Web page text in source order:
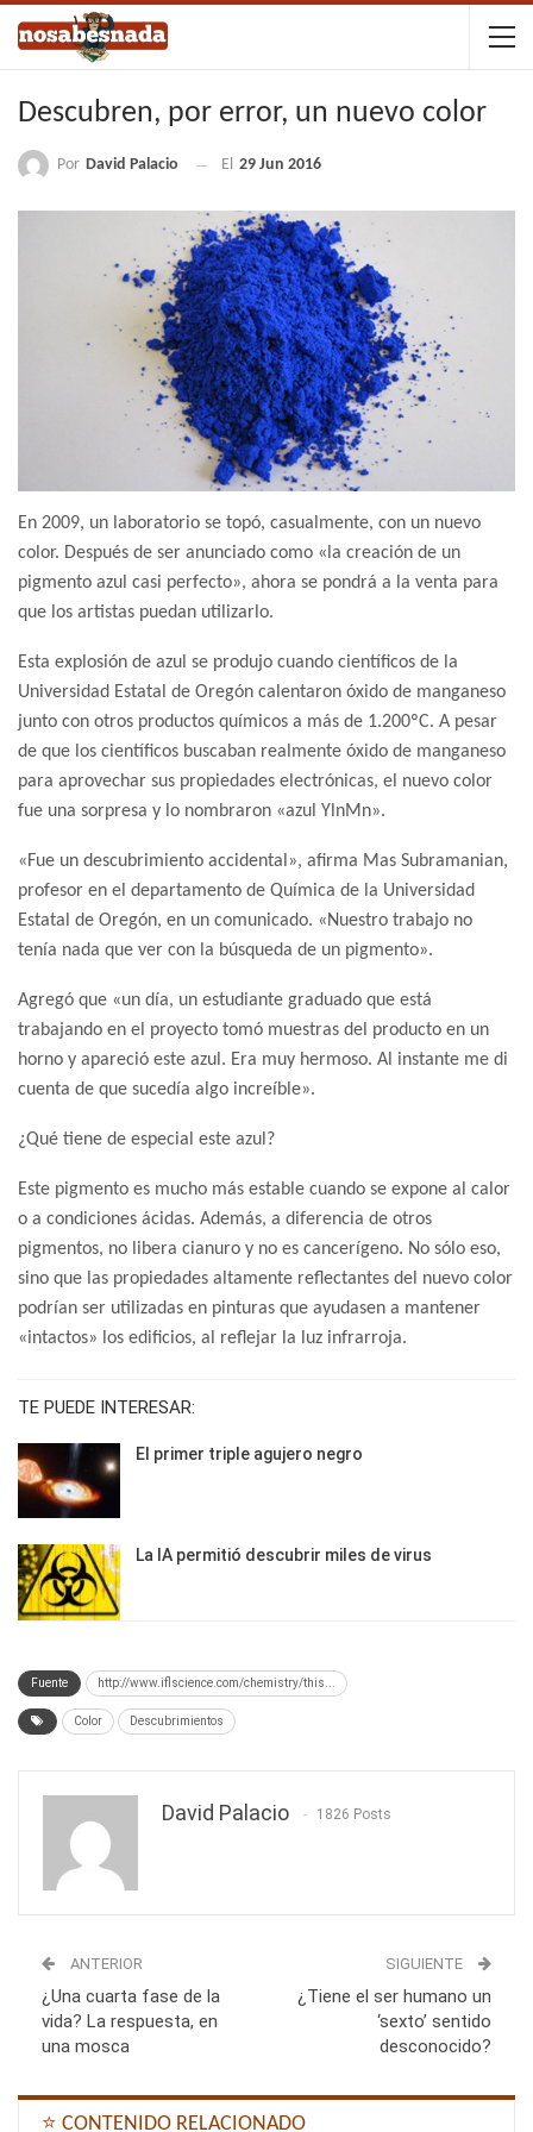
Descubren, por error, un nuevo color
Por David Palacio El 29 Jun 2016
En 2009, un laboratorio se topó, casualmente, con un nuevo
color. Después de ser anunciado como «la creación de un
pigmento azul casi perfecto», ahora se pondrá a la venta para
que los artistas puedan utilizarlo.
Esta explosión de azul se produjo cuando científicos de la
Universidad Estatal de Oregón calentaron óxido de manganeso
junto con otros productos químicos a más de 1.200ºC. A pesar
de que los científicos buscaban realmente óxido de manganeso
para aprovechar sus propiedades electrónicas, el nuevo color
fue una sorpresa y lo nombraron «azul YlnMn».
«Fue un descubrimiento accidental», afirma Mas Subramanian,
profesor en el departamento de Química de la Universidad
Estatal de Oregón, en un comunicado. «Nuestro trabajo no
tenía nada que ver con la búsqueda de un pigmento».
Agregó que «un día, un estudiante graduado que está
trabajando en el proyecto tomó muestras del producto en un
horno y apareció este azul. Era muy hermoso. Al instante me di
cuenta de que sucedía algo increíble».
¿Qué tiene de especial este azul?
Este pigmento es mucho más estable cuando se expone al calor
o a condiciones ácidas. Además, a diferencia de otros
pigmentos, no libera cianuro y no es cancerígeno. No sólo eso,
sino que las propiedades altamente reflectantes del nuevo color
podrían ser utilizadas en pinturas que ayudasen a mantener
«intactos» los edificios, al reflejar la luz infrarroja.
TE PUEDE INTERESAR:
El primer triple agujero negro
La IA permitió descubrir miles de virus
Fuente http://www.iflscience.com/chemistry/this...
Color Descubrimientos
David Palacio 1826 Posts
ANTERIOR
¿Una cuarta fase de la
vida? La respuesta, en
una mosca
SIGUIENTE
¿Tiene el ser humano un
‘sexto’ sentido
desconocido?
⭐ CONTENIDO RELACIONADO